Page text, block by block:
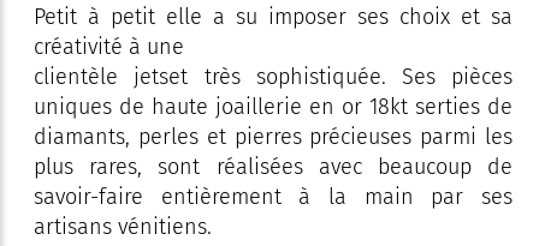
Petit à petit elle a su imposer ses choix et sa
créativité à une
clientèle jetset très sophistiquée. Ses pièces
uniques de haute joaillerie en or 18kt serties de
diamants, perles et pierres précieuses parmi les
plus rares, sont réalisées avec beaucoup de
savoir-faire entièrement à la main par ses
artisans vénitiens.